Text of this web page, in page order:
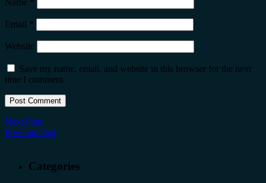
Name *
Email *
Website
Save my name, email, and website in this browser for the next
time I comment.
Next Post
Previous Post
Categories